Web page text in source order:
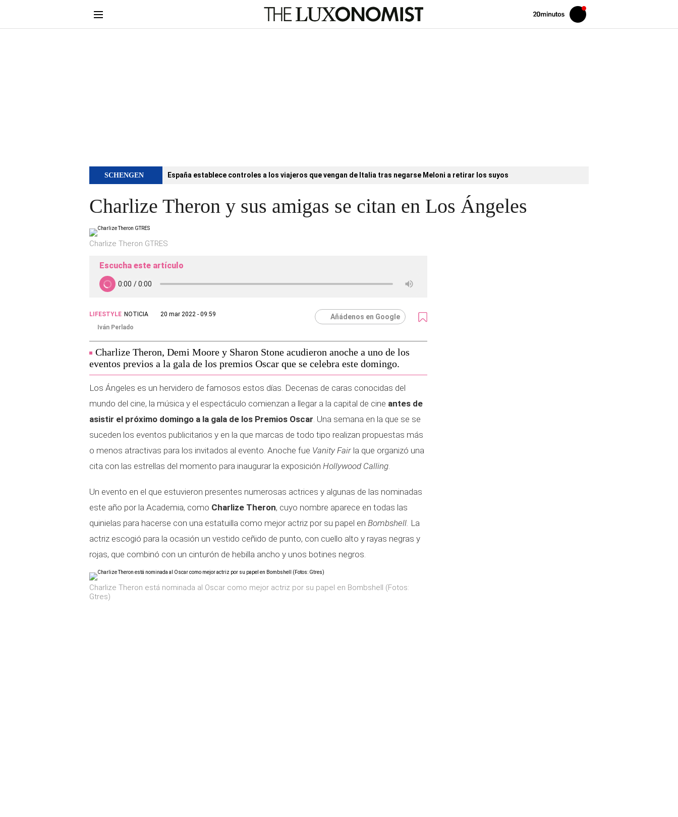
Volver
Iniciar
sesión
SCHENGEN España establece controles a los viajeros que vengan de Italia tras negarse Meloni a retirar los suyos
Charlize Theron y sus amigas se citan en Los Ángeles
Charlize Theron GTRES
Escucha este artículo
LIFESTYLE NOTICIA
20 mar 2022 - 09:59
Iván Perlado
Añádenos en Google
Charlize Theron, Demi Moore y Sharon Stone acudieron anoche a uno de los
eventos previos a la gala de los premios Oscar que se celebra este domingo.
Los Ángeles es un hervidero de famosos estos días. Decenas de caras conocidas del
mundo del cine, la música y el espectáculo comienzan a llegar a la capital de cine antes de
asistir el próximo domingo a la gala de los Premios Oscar. Una semana en la que se se
suceden los eventos publicitarios y en la que marcas de todo tipo realizan propuestas más
o menos atractivas para los invitados al evento. Anoche fue Vanity Fair la que organizó una
cita con las estrellas del momento para inaugurar la exposición Hollywood Calling.
Un evento en el que estuvieron presentes numerosas actrices y algunas de las nominadas
este año por la Academia, como Charlize Theron, cuyo nombre aparece en todas las
quinielas para hacerse con una estatuilla como mejor actriz por su papel en Bombshell. La
actriz escogió para la ocasión un vestido ceñido de punto, con cuello alto y rayas negras y
rojas, que combinó con un cinturón de hebilla ancho y unos botines negros.
Charlize Theron está nominada al Oscar como mejor actriz por su papel en Bombshell (Fotos:
Gtres)